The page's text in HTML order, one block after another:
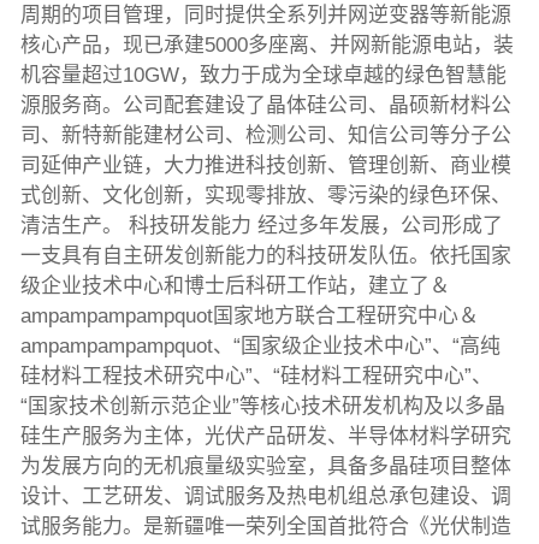
周期的项目管理，同时提供全系列并网逆变器等新能源
核心产品，现已承建5000多座离、并网新能源电站，装
机容量超过10GW，致力于成为全球卓越的绿色智慧能
源服务商。公司配套建设了晶体硅公司、晶硕新材料公
司、新特新能建材公司、检测公司、知信公司等分子公
司延伸产业链，大力推进科技创新、管理创新、商业模
式创新、文化创新，实现零排放、零污染的绿色环保、
清洁生产。 科技研发能力 经过多年发展，公司形成了
一支具有自主研发创新能力的科技研发队伍。依托国家
级企业技术中心和博士后科研工作站，建立了＆
ampampampampquot国家地方联合工程研究中心＆
ampampampampquot、“国家级企业技术中心”、“高纯
硅材料工程技术研究中心”、“硅材料工程研究中心”、
“国家技术创新示范企业”等核心技术研发机构及以多晶
硅生产服务为主体，光伏产品研发、半导体材料学研究
为发展方向的无机痕量级实验室，具备多晶硅项目整体
设计、工艺研发、调试服务及热电机组总承包建设、调
试服务能力。是新疆唯一荣列全国首批符合《光伏制造